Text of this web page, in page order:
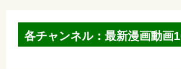
各チャンネル：最新漫画動画